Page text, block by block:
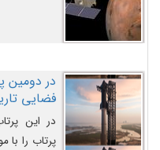
در دومین
فضایی تاریخ (27 مهر‌) چه
در این
پرتاب را